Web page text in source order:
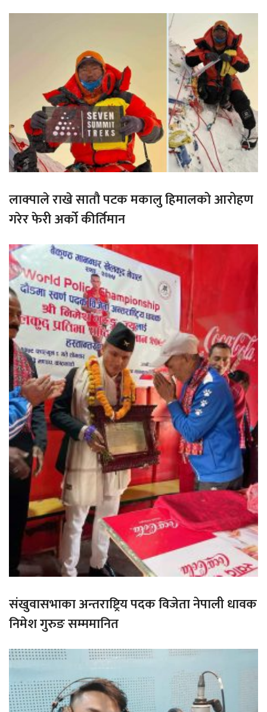
लाक्पाले राखे सातौ पटक मकालु हिमालको आरोहण
गरेर फेरी अर्को कीर्तिमान
संखुवासभाका अन्तराष्ट्रिय पदक विजेता नेपाली धावक
निमेश गुरुङ सम्ममानित